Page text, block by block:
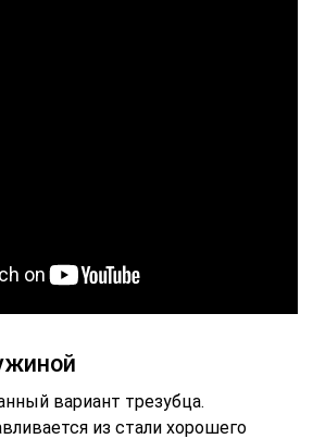
вариант трезубца.
из стали хорошего